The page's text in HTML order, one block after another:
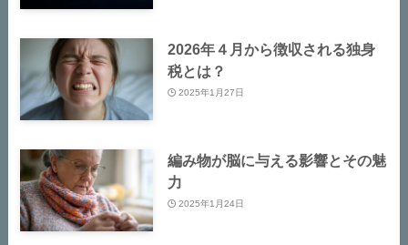
2026年４月から徴収される独身
税とは？
2025年1月27日
編み物が脳に与える影響とその魅
力
2025年1月24日